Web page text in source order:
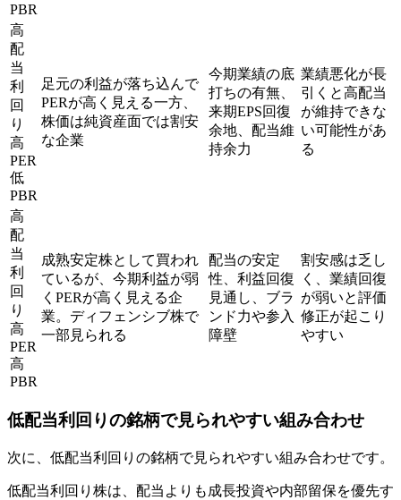
PBR
高
配
当
利
回
り
高
PER
低
PBR
足元の利益が落ち込んで
PERが高く見える一方、
株価は純資産面では割安
な企業
今期業績の底
打ちの有無、
来期EPS回復
余地、配当維
持余力
業績悪化が長
引くと高配当
が維持できな
い可能性があ
る
高
配
当
利
回
り
高
PER
高
PBR
成熟安定株として買われ
ているが、今期利益が弱
くPERが高く見える企
業。ディフェンシブ株で
一部見られる
配当の安定
性、利益回復
見通し、ブラ
ンド力や参入
障壁
割安感は乏し
く、業績回復
が弱いと評価
修正が起こり
やすい
低配当利回りの銘柄で見られやすい組み合わせ
次に、低配当利回りの銘柄で見られやすい組み合わせです。
低配当利回り株は、配当よりも成長投資や内部留保を優先す